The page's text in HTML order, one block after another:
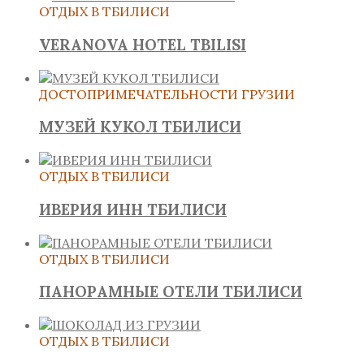
ОТДЫХ В ТБИЛИСИ
VERANOVA HOTEL TBILISI
ДОСТОПРИМЕЧАТЕЛЬНОСТИ ГРУЗИИ
МУЗЕЙ КУКОЛ ТБИЛИСИ
ОТДЫХ В ТБИЛИСИ
ИВЕРИЯ ИНН ТБИЛИСИ
ОТДЫХ В ТБИЛИСИ
ПАНОРАМНЫЕ ОТЕЛИ ТБИЛИСИ
ОТДЫХ В ТБИЛИСИ